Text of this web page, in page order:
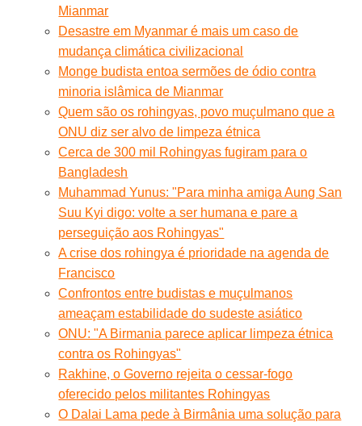
Mianmar
Desastre em Myanmar é mais um caso de
mudança climática civilizacional
Monge budista entoa sermões de ódio contra
minoria islâmica de Mianmar
Quem são os rohingyas, povo muçulmano que a
ONU diz ser alvo de limpeza étnica
Cerca de 300 mil Rohingyas fugiram para o
Bangladesh
Muhammad Yunus: "Para minha amiga Aung San
Suu Kyi digo: volte a ser humana e pare a
perseguição aos Rohingyas"
A crise dos rohingya é prioridade na agenda de
Francisco
Confrontos entre budistas e muçulmanos
ameaçam estabilidade do sudeste asiático
ONU: "A Birmania parece aplicar limpeza étnica
contra os Rohingyas"
Rakhine, o Governo rejeita o cessar-fogo
oferecido pelos militantes Rohingyas
O Dalai Lama pede à Birmânia uma solução para